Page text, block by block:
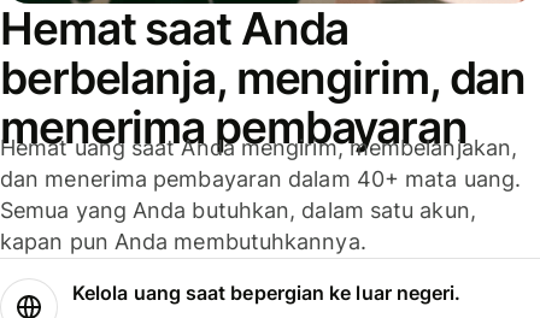
Hemat saat Anda
berbelanja, mengirim, dan
menerima pembayaran
Hemat uang saat Anda mengirim, membelanjakan,
dan menerima pembayaran dalam 40+ mata uang.
Semua yang Anda butuhkan, dalam satu akun,
kapan pun Anda membutuhkannya.
Kelola uang saat bepergian ke luar negeri.